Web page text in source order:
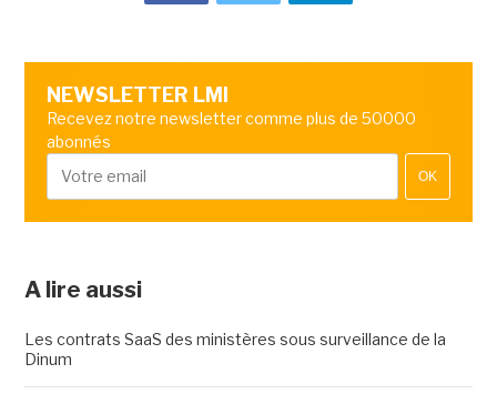
NEWSLETTER LMI
Recevez notre newsletter comme plus de 50000
abonnés
OK
A lire aussi
Les contrats SaaS des ministères sous surveillance de la
Dinum